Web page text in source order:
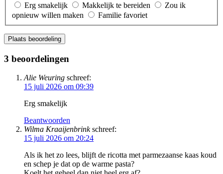
Erg smakelijk
Makkelijk te bereiden
Zou ik
opnieuw willen maken
Familie favoriet
Plaats beoordeling
3 beoordelingen
Alie Weuring schreef:
15 juli 2026 om 09:39
Erg smakelijk
Beantwoorden
Wilma Kraaijenbrink schreef:
15 juli 2026 om 20:24
Als ik het zo lees, blijft de ricotta met parmezaanse kaas koud
en schep je dat op de warme pasta?